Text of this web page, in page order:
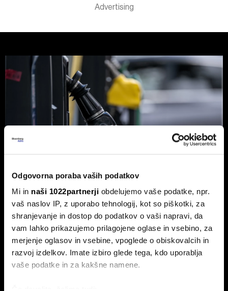
Odgovorna poraba vaših podatkov
Mi in naši 1022partnerji obdelujemo vaše podatke, npr.
vaš naslov IP, z uporabo tehnologij, kot so piškotki, za
shranjevanje in dostop do podatkov o vaši napravi, da
vam lahko prikazujemo prilagojene oglase in vsebino, za
merjenje oglasov in vsebine, vpoglede o obiskovalcih in
razvoj izdelkov. Imate izbiro glede tega, kdo uporablja
vaše podatke in za kakšne namene.
Od kod prihaja dizel v Slovenijo in ali
bo cena še naprej rasla
Od začetka leta se je sod surove nafte brent podražil za
več kot 30 odstotkov. A potrošniki na bencinskih črpalkah